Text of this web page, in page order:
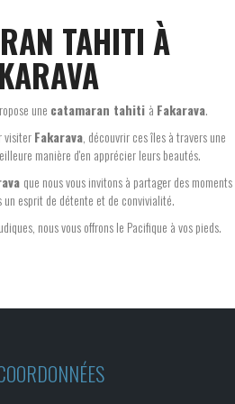
TAHITI À
une catamaran tahiti à Fakarava.
visiterFakarava , découvrir ces îles à travers une
manière d'en apprécier leurs beautés.
que nous vous invitons à partager des moments
esprit de détente et de convivialité.
nous vous offrons le Pacifique à vos pieds.